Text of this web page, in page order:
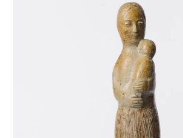
ART SACRÉ
BESTIAIRE
BOUQUETIÈRES
CÉRAMIQUE
CÉRAMIQUE DU
COUPES ET PLATS
DIVERS
PERSONNAGES